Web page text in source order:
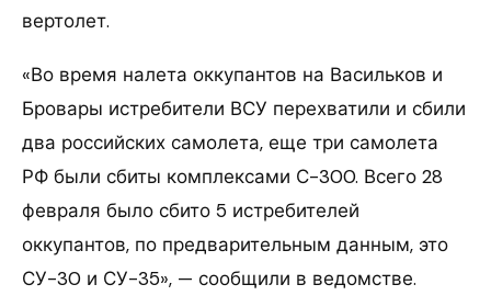
вертолет.
«Во время налета оккупантов на Васильков и
Бровары истребители ВСУ перехватили и сбили
два российских самолета, еще три самолета
РФ были сбиты комплексами С-300. Всего 28
февраля было сбито 5 истребителей
оккупантов, по предварительным данным, это
СУ-30 и СУ-35», — сообщили в ведомстве.